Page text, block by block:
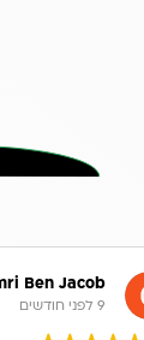
Ben Jacob
9 לפני חודשים